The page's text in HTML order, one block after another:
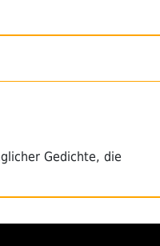
Gedichte, die